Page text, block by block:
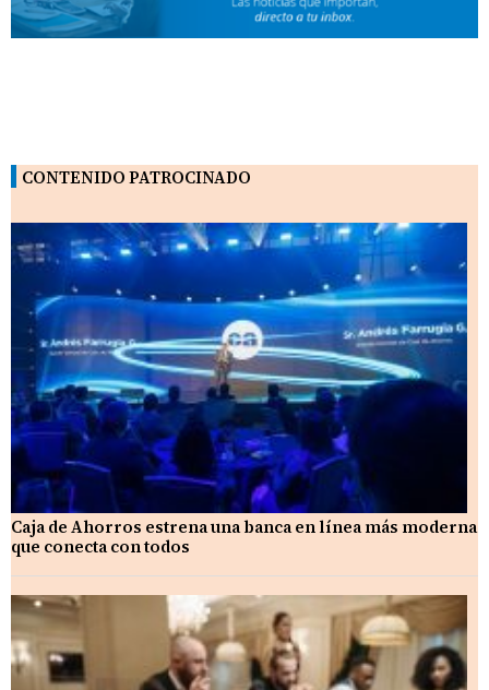
CONTENIDO PATROCINADO
Caja de Ahorros estrena una banca en línea más moderna
que conecta con todos